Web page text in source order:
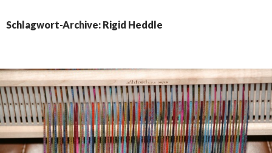
Schlagwort-Archive: Rigid Heddle